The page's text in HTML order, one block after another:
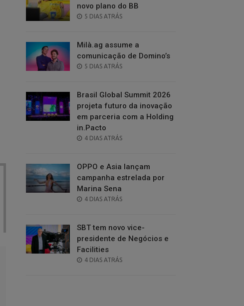
novo plano do BB
POSTED
5 DIAS ATRÁS
Milà.ag assume a
comunicação de Domino’s
POSTED
5 DIAS ATRÁS
Brasil Global Summit 2026
projeta futuro da inovação
em parceria com a Holding
in.Pacto
POSTED
4 DIAS ATRÁS
OPPO e Asia lançam
campanha estrelada por
Marina Sena
POSTED
4 DIAS ATRÁS
SBT tem novo vice-
presidente de Negócios e
Facilities
POSTED
4 DIAS ATRÁS